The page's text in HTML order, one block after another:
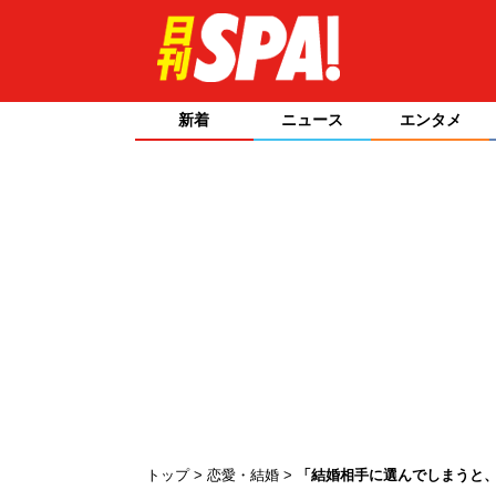
新着 ニュース エンタメ
トップ 恋愛・結婚 「結婚相手に選んでしまうと